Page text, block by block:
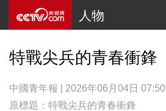
人物
特戰尖兵的青春衝鋒
中國青年報 | 2026年06月04日 07:50
原標題：特戰尖兵的青春衝鋒